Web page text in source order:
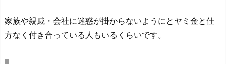
家族や親戚・会社に迷惑が掛からないようにとヤミ金と仕
方なく付き合っている人もいるくらいです。